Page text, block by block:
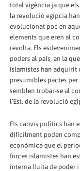
total vigència ja que
la revolució egípcia han
evolucionat poc en
elements que eren al
revolta. Els
poders al país, en la
islamistes han adquirit
presumibles pactes
semblen trobar-se al
l’Est, de la revolució
Els canvis polítics han
difícilment poden
econòmica que el
forces islamistes han
interna lluita de poder i